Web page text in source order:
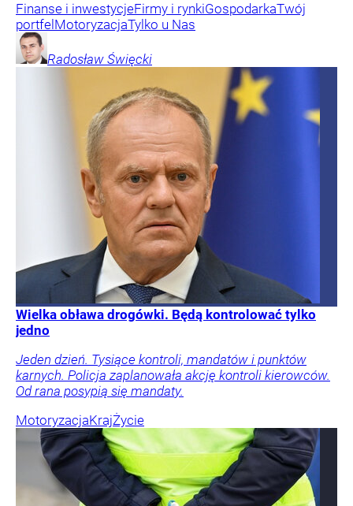
Finanse i inwestycjeFirmy i rynkiGospodarkaTwój
portfel MotoryzacjaTylko u Nas
Radosław Święcki
Wielka obława drogówki. Będą kontrolować tylko
jedno
Jeden dzień. Tysiące kontroli, mandatów i punktów
karnych. Policja zaplanowała akcję kontroli kierowców.
Od rana posypią się mandaty.
MotoryzacjaKrajŻycie